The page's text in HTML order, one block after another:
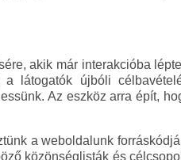
akik már interakcióba
látogatók újbóli
Az eszköz arra épít,
a weboldalunk
közönséglisták és